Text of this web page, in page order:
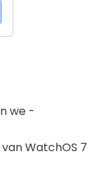
we -
WatchOS 7